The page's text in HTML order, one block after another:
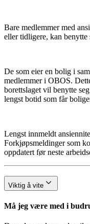
Bare medlemmer med
eller tidligere, kan benytte
De som eier en bolig i
medlemmer i OBOS.
borettslaget vil benytte
lengst botid som får
Lengst innmeldt
Forkjøpsmeldinger som
oppdatert før neste
Viktig å vite
Må jeg være med i